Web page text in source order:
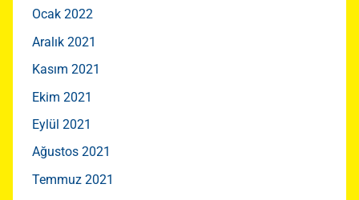
Ocak 2022
Aralık 2021
Kasım 2021
Ekim 2021
Eylül 2021
Ağustos 2021
Temmuz 2021